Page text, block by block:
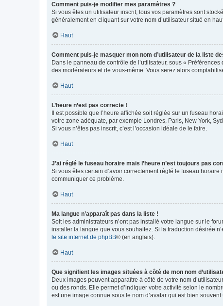
Comment puis-je modifier mes paramètres ?
Si vous êtes un utilisateur inscrit, tous vos paramètres sont
généralement en cliquant sur votre nom d’utilisateur situé en
Haut
Comment puis-je masquer mon nom d’utilisateur de la liste
Dans le panneau de contrôle de l’utilisateur, sous «
des modérateurs et de vous-même. Vous serez alors
Haut
L’heure n’est pas correcte !
Il est possible que l’heure affichée soit réglée sur un fuseau
votre zone adéquate, par exemple Londres, Paris, New York,
Si vous n’êtes pas inscrit, c’est l’occasion idéale de le faire.
Haut
J’ai réglé le fuseau horaire mais l’heure n’est toujours pas
Si vous êtes certain d’avoir correctement réglé le fuseau
communiquer ce problème.
Haut
Ma langue n’apparaît pas dans la liste !
Soit les administrateurs n’ont pas installé votre langue sur le
installer la langue que vous souhaitez. Si la traduction désirée
le site internet de phpBB® (en anglais).
Haut
Que signifient les images situées à côté de mon nom
Deux images peuvent apparaître à côté de votre nom
ou des ronds. Elle permet d’indiquer votre activité selon le
est une image connue sous le nom d’avatar qui est bien